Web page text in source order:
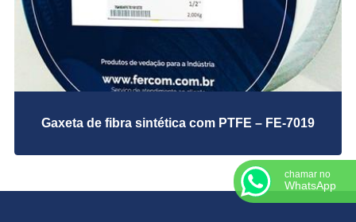
Peças Usinadas
Produtos em Grafite Flexível
Proteção Sanfonada
Vedações em borracha
Gaxeta de fibra sintética com PTFE – FE-7019
chamar no
WhatsApp